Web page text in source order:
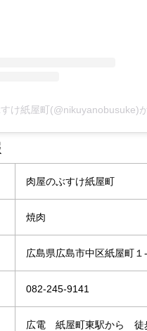
け紙屋町(@nikuyanobusuke)
肉屋のぶすけ紙屋町
焼肉
広島県広島市中区紙屋町１
082-245-9141
広電 紙屋町東駅から 徒